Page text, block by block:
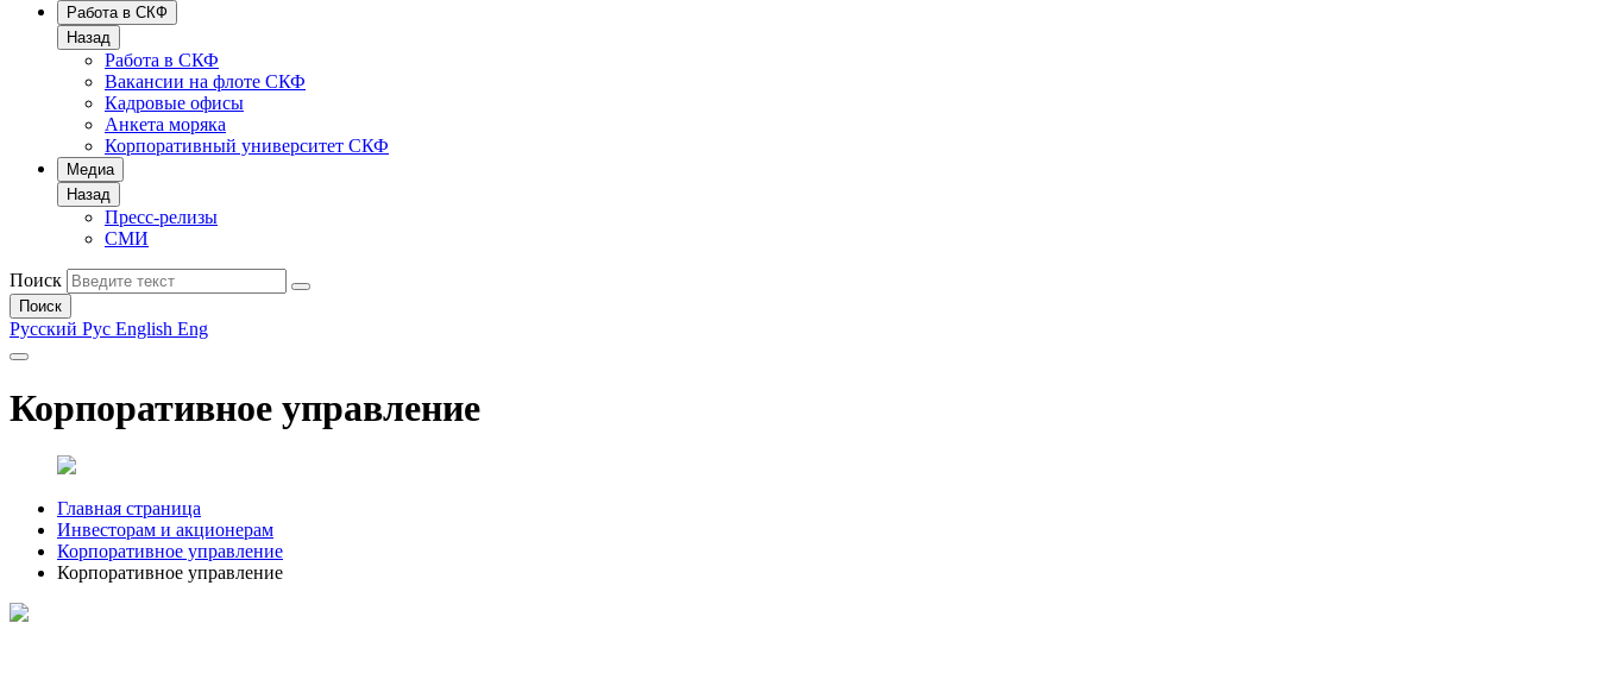
Работа в СКФ
Назад
Работа в СКФ
Вакансии на флоте СКФ
Кадровые офисы
Анкета моряка
Корпоративный университет СКФ
Медиа
Назад
Пресс-релизы
СМИ
Поиск
Поиск
Русский Рус English Eng
Корпоративное управление
Главная страница
Инвесторам и акционерам
Корпоративное управление
Корпоративное управление